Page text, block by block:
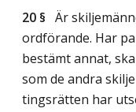
20 § Är
ordförande. Har
bestämt annat,
som de andra
tingsrätten har